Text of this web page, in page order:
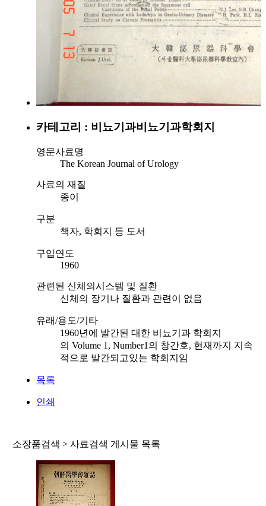
카테고리 : 비뇨기과비뇨기과학회지
영문사료명
The Korean Journal of Urology
사료의 재질
종이
구분
책자, 학회지 등 도서
구입연도
1960
관련된 신체의시스템 및 질환
신체의 장기나 질환과 관련이 없음
유래/용도/기타
1960년에 발간된 대한 비뇨기과 학회지
의 Volume 1, Number1의 창간호, 현재까지 지속
적으로 발간되고있는 학회지임
목록
인쇄
소장품검색 > 사료검색 게시물 목록